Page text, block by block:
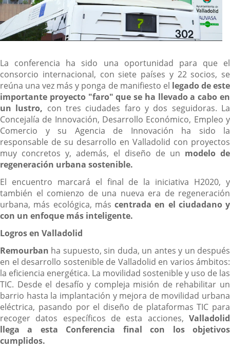
La conferencia ha sido una oportunidad para que el
consorcio internacional, con siete países y 22 socios, se
reúna una vez más y ponga de manifiesto el legado de este
importante proyecto "faro" que se ha llevado a cabo en
un lustro, con tres ciudades faro y dos seguidoras. La
Concejalía de Innovación, Desarrollo Económico, Empleo y
Comercio y su Agencia de Innovación ha sido la
responsable de su desarrollo en Valladolid con proyectos
muy concretos y, además, el diseño de un modelo de
regeneración urbana sostenible.
El encuentro marcará el final de la iniciativa H2020, y
también el comienzo de una nueva era de regeneración
urbana, más ecológica, más centrada en el ciudadano y
con un enfoque más inteligente.
Logros en Valladolid
Remourban ha supuesto, sin duda, un antes y un después
en el desarrollo sostenible de Valladolid en varios ámbitos:
la eficiencia energética. La movilidad sostenible y uso de las
TIC. Desde el desafío y compleja misión de rehabilitar un
barrio hasta la implantación y mejora de movilidad urbana
eléctrica, pasando por el diseño de plataformas TIC para
recoger datos específicos de esta acciones, Valladolid
llega a esta Conferencia final con los objetivos
cumplidos.